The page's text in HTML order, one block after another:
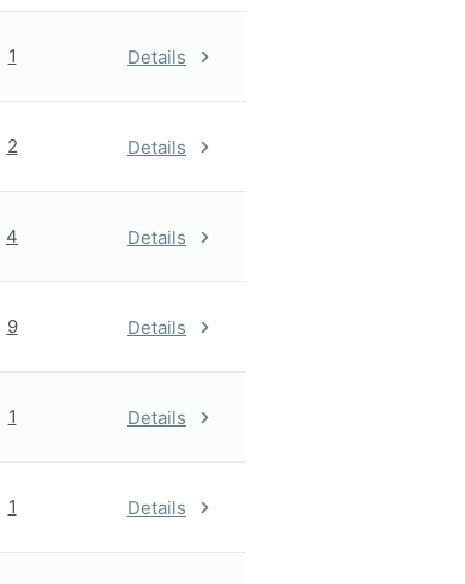
1 Details
2 Details
4 Details
9 Details
1 Details
1 Details